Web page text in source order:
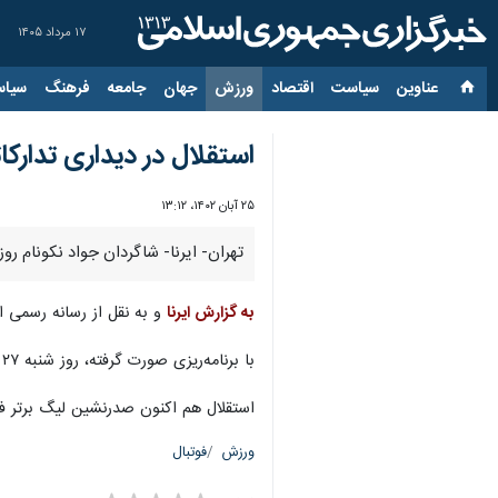
۱۷ مرداد ۱۴۰۵
عناوین‌ سیاست اقتصاد ورزش جهان جامعه فرهنگ
استقلال در دیداری
۲۵ آبان ۱۴۰۲، ۱۳:۱۲